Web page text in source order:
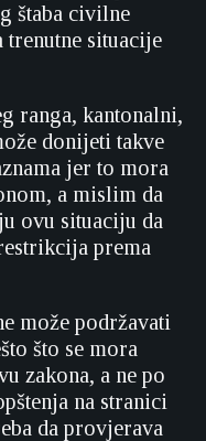
štaba civilne
trenutne situacije
ranga, kantonalni,
donijeti takve
jer to mora
a mislim da
ovu situaciju da
prema
može podržavati
što se mora
zakona, a ne po
na stranici
da provjerava